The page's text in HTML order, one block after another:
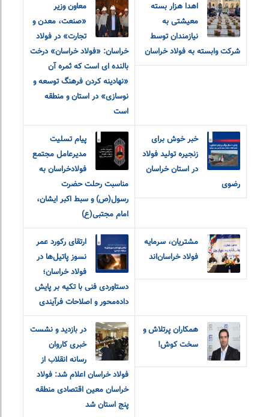
اهدا هزار بسته
معیشتی به
نیازمندان توسط
شرکت وابسته به فولاد خراسان
معاون وزیر
«صنعت، معدن و
تجارت» در فولاد
خراسان: «فولاد خراسان» درخت
بالنده ای است که ثمره آن
«نهادینه کردن فرهنگ توسعه و
نوسازی» در استان و منطقه
است
خبر خوش برای
زنجیره تولید فولاد
در استان خراسان
رضوی
پیام‌ ‌تسلیت
مدیرعامل مجتمع
فولاد‌خراسان به
مناسبت رحلت حضرت
رسول(ص) و سبط اکبر ایشان،
امام مجتبی(ع)
مشتریان، سرمایه
فولاد خراسان‌اند
ارتقای رکورد عمر
نسوز پاتیل‌ها در
فولاد خراسان؛
دستاوردی فنی با تکیه بر پایش
داده‌محور و اصلاحات فرآیندی
همکاران پرتلاش و
سخت کوش!
در بازدید و نشست
خبری کاروان
رسانه انقلاب از
فولاد خراسان اعلام شد: فولاد
خراسان معین اقتصادی منطقه
پنج استان شد